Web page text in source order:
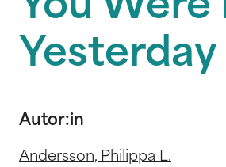
You Were
Yesterday
Autor:in
Andersson, Philippa L.